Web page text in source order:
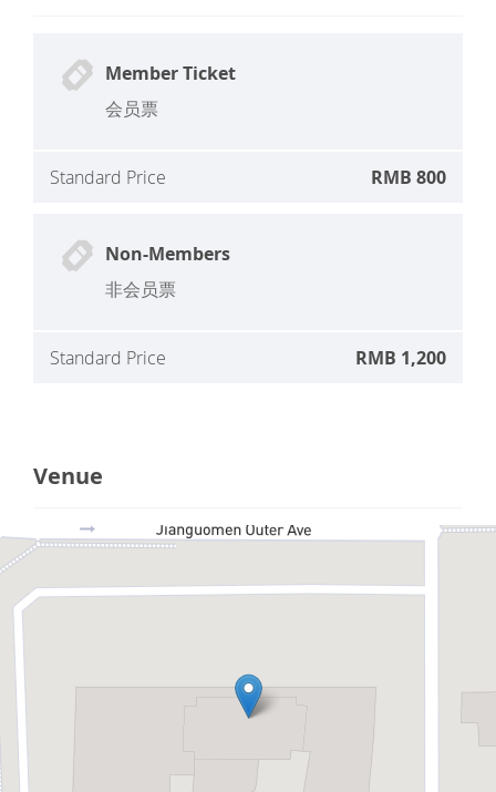
Member Ticket
会员票
Standard Price RMB 800
Non-Members
非会员票
Standard Price RMB 1,200
Venue